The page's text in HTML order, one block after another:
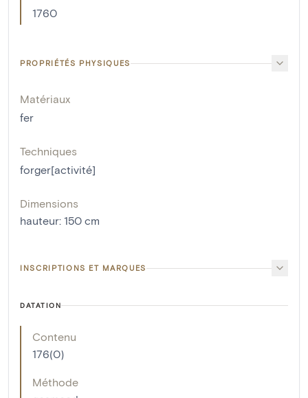
1760
PROPRIÉTÉS PHYSIQUES
Matériaux
fer
Techniques
forger[activité]
Dimensions
hauteur: 150 cm
INSCRIPTIONS ET MARQUES
DATATION
Contenu
176(0)
Méthode